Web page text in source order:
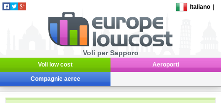
Italiano
Voli per Sapporo
Voli low cost Aeroporti
Compagnie aeree